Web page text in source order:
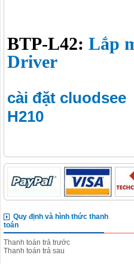
BTP-L42: Lắp
Driver
cài đặt cluodsee
H210
Quy định và hình thức thanh
toán
Thanh toán trả trước
Thanh toán trả sau